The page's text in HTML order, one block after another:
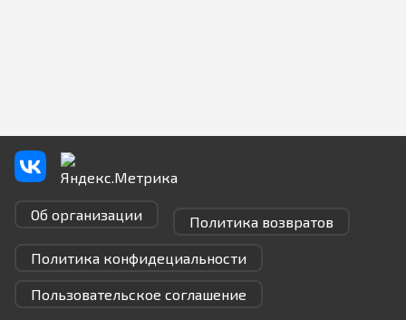
Об организации Политика возвратов
Политика конфидециальности
Пользовательское соглашение